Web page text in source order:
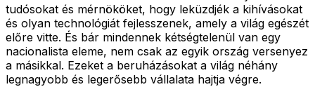
tudósokat és mérnököket, hogy leküzdjék a kihívásokat
és olyan technológiát fejlesszenek, amely a világ egészét
előre vitte. És bár mindennek kétségtelenül van egy
nacionalista eleme, nem csak az egyik ország versenyez
a másikkal. Ezeket a beruházásokat a világ néhány
legnagyobb és legerősebb vállalata hajtja végre.